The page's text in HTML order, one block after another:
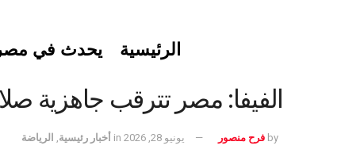
الرئيسية يحدث في
الفيفا: مصر تترقب جاهزية
by فرح منصور يونيو 28, 2026 in أخبار رئيسية الرياضة